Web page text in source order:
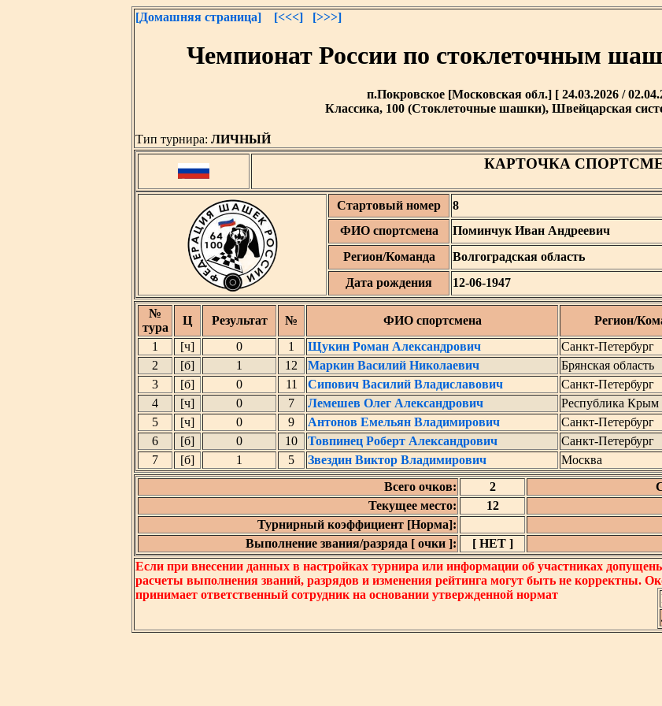
[Домашняя страница] [<<<] [>>>]
Чемпионат России по стоклеточным
п.Покровское [Московская обл.] [ 24.03.2026 /
Классика, 100 (Стоклеточные шашки), Швейцарская
Тип турнира: ЛИЧНЫЙ
КАРТОЧКА
Стартовый номер 8
ФИО спортсмена
Поминчук Иван Андреевич
Регион/Команда
Волгоградская область
Дата рождения
12-06-1947
№
тура
Ц Результат № ФИО спортсмена Регион/
1
[ч] 0 1 Щукин Роман Александрович Санкт-Петербург
2
[б] 1 12 Маркин Василий Николаевич Брянская область
3
[б] 0 11 Сипович Василий Владиславович Санкт-Петербург
4
[ч] 0 7 Лемешев Олег Александрович Республика Крым
5
[ч] 0 9 Антонов Емельян Владимирович Санкт-Петербург
6
[б] 0 10 Товпинец Роберт Александрович Санкт-Петербург
7
[б] 1 5 Звездин Виктор Владимирович Москва
Всего очков:
2
Текущее место:
12
Турнирный коэффициент [Норма]:
Выполнение звания/разряда [ очки ]:
[ НЕТ ]
Если при внесении данных в настройках турнира или информации об участниках
расчеты выполнения званий, разрядов и изменения рейтинга могут быть не корректны.
принимает ответственный сотрудник на основании утвержденной нормат